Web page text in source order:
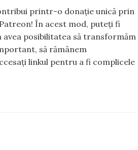
printr-o donație unică prin
În acest mod, puteți fi
posibilitatea să transformăm
să rămânem
linkul pentru a fi complicele